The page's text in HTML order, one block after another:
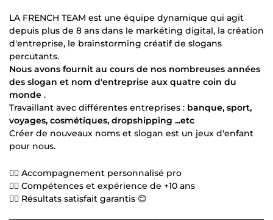
LA FRENCH TEAM est une équipe dynamique qui agit
depuis plus de 8 ans dans le markéting digital, la création
d'entreprise, le brainstorming créatif de slogans
percutants.
Nous avons fournit au cours de nos nombreuses années
des slogan et nom d'entreprise aux quatre coin du
monde .
Travaillant avec différentes entreprises : banque, sport,
voyages, cosmétiques, dropshipping ...etc
Créer de nouveaux noms et slogan est un jeux d'enfant
pour nous.
👍🏻 Accompagnement personnalisé pro
👍🏻 Compétences et expérience de +10 ans
👍🏻 Résultats satisfait garantis 😊